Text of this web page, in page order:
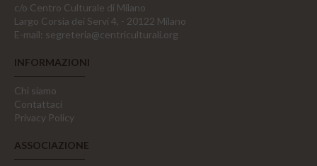
c/o Centro Culturale di Milano
Largo Corsia dei Servi 4, - 20122 Milano
E-mail: segreteria@centriculturali.org
INFORMAZIONI
Chi siamo
Contattaci
Privacy Policy
ASSOCIAZIONE